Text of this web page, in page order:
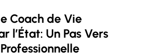
Coach de Vie
l’État: Un Pas Vers